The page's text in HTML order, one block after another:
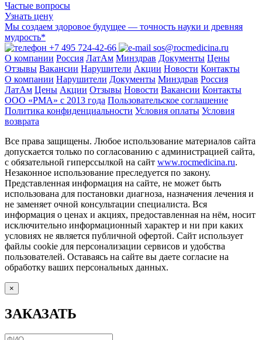
Частые вопросы
Узнать цену
Мы создаем здоровое будущее — точность науки и древняя
мудрость*
+7 495 724-42-66
sos@rocmedicina.ru
О компании Россия ЛатАм Минздрав Документы Цены
Отзывы Вакансии Нарушители Акции Новости Контакты
О компании Нарушители Документы Минздрав Россия
ЛатАм Цены Акции Отзывы Новости Вакансии Контакты
ООО «РМА» c 2013 года Пользовательское соглашение
Политика конфиденциальности Условия оплаты Условия
возврата
Все права защищены. Любое использование материалов сайта
допускается только по согласованию с администрацией сайта,
с обязательной гиперссылкой на сайт www.rocmedicina.ru.
Незаконное использование преследуется по закону.
Представленная информация на сайте, не может быть
использована для постановки диагноза, назначения лечения и
не заменяет очной консультации специалиста. Вся
информация о ценах и акциях, предоставленная на нём, носит
исключительно информационный характер и ни при каких
условиях не является публичной офертой. Сайт использует
файлы cookie для персонализации сервисов и удобства
пользователей. Оставаясь на сайте вы даете согласие на
обработку ваших персональных данных.
×
ЗАКАЗАТЬ